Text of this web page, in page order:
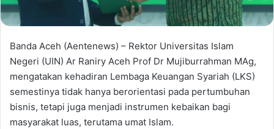
Banda Aceh (Aentenews) – Rektor Universitas Islam
Negeri (UIN) Ar Raniry Aceh Prof Dr Mujiburrahman MAg,
mengatakan kehadiran Lembaga Keuangan Syariah (LKS)
semestinya tidak hanya berorientasi pada pertumbuhan
bisnis, tetapi juga menjadi instrumen kebaikan bagi
masyarakat luas, terutama umat Islam.